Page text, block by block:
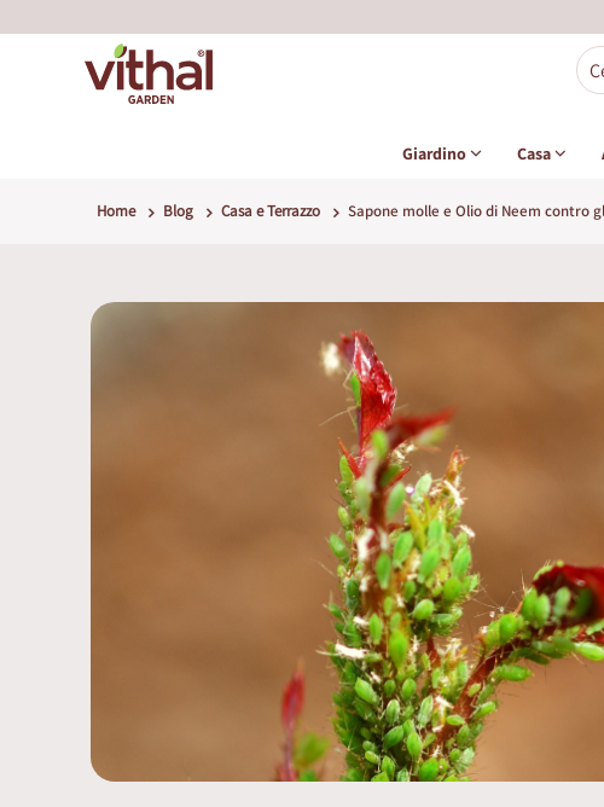
Giardino Casa
Home Blog Casa e Terrazzo Sapone molle e Olio di Neem contro